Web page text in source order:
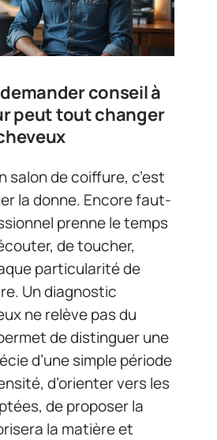
conseil à
peut tout changer
salon de coiffure, c’est
la donne. Encore faut-
prenne le temps
de toucher,
particularité de
Un diagnostic
ne relève pas du
de distinguer une
d’une simple période
d’orienter vers les
de proposer la
la matière et